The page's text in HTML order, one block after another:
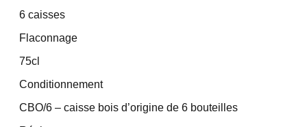
6 caisses
Flaconnage
75cl
Conditionnement
CBO/6 – caisse bois d’origine de 6 bouteilles